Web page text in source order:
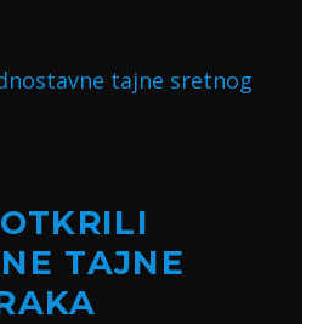
TAJNE